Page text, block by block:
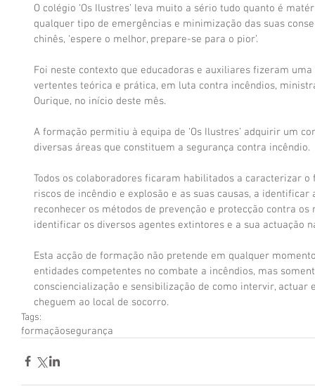
O colégio ‘Os Ilustres’ leva muito a sério tudo quanto é
qualquer tipo de emergências e minimização das suas
chinês, ‘espere o melhor, prepare-se para o pior’.
Foi neste contexto que educadoras e auxiliares fizeram
vertentes teórica e prática, em luta contra incêndios,
Ourique, no início deste mês.
A formação permitiu à equipa de ‘Os Ilustres’ adquirir um
diversas áreas que constituem a segurança contra incêndio.
Todos os colaboradores ficaram habilitados a caracterizar
riscos de incêndio e explosão e as suas causas, a
reconhecer os métodos de prevenção e protecção contra
identificar os diversos agentes extintores e a sua actuação
Esta acção de formação não pretende em qualquer
entidades competentes no combate a incêndios, mas
consciencialização e sensibilização de como intervir, actuar
cheguem ao local de socorro.
Tags:
formaçãosegurança